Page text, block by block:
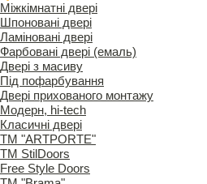
Міжкімнатні двері
Шпоновані двері
Ламіновані двері
Фарбовані двері (емаль)
Двері з масиву
Під пофарбування
Двері прихованого монтажу
Модерн, hi-tech
Класичні двері
ТМ "ARTPORTE"
ТМ StilDoors
Free Style Doors